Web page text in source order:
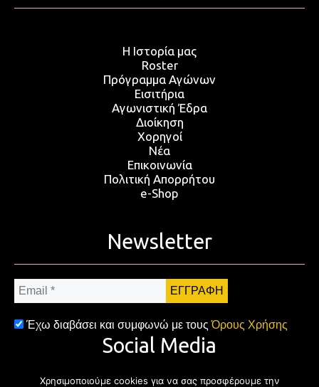
Η Ιστορία μας
Roster
Πρόγραμμα Αγώνων
Εισιτήρια
Αγωνιστική Έδρα
Διοίκηση
Χορηγοί
Νέα
Επικοινωνία
Πολιτική Απορρήτου
e-Shop
Newsletter
Email
*
Έχω διαβάσει και συμφωνώ με τουςΌρους Χρήσης
Social Media
Χρησιμοποιούμε cookies για να σας προσφέρουμε την